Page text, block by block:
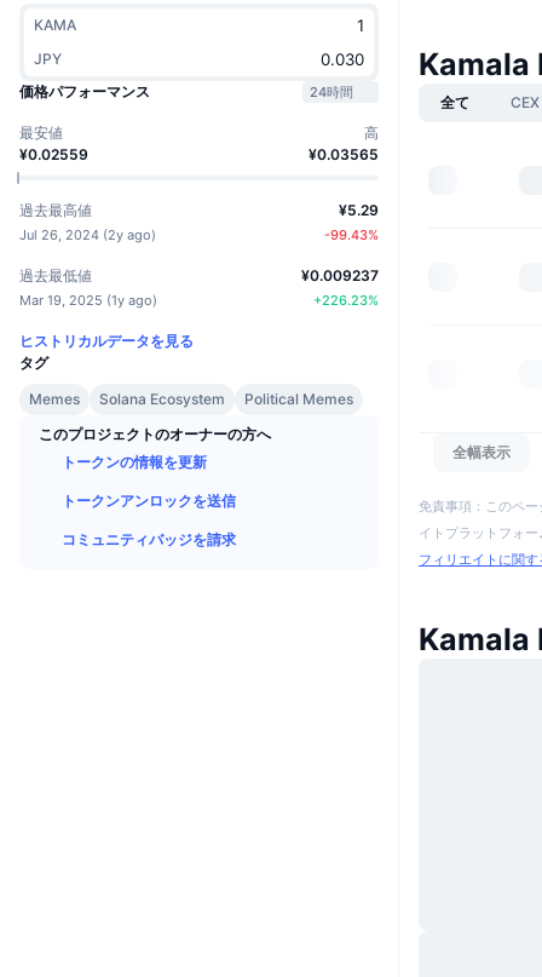
KAMA
JPY
価格パフォーマンス
24時間
最安値
¥0.02559
高
¥0.03565
過去最高値
Jul 26, 2024 (2y ago)
¥5.29
-99.43%
過去最低値
Mar 19, 2025 (1y ago)
¥0.009237
+226.23%
ヒストリカルデータを見る
タグ
Memes
Solana Ecosystem
Political Memes
このプロジェクトのオーナーの方へ
トークンの情報を更新
トークンアンロックを送信
コミュニティバッジを請求
Kamala
全て CEX
全幅表示
免責事項：このペ
イトプラットフォ
フィリエイトに関
Kamala